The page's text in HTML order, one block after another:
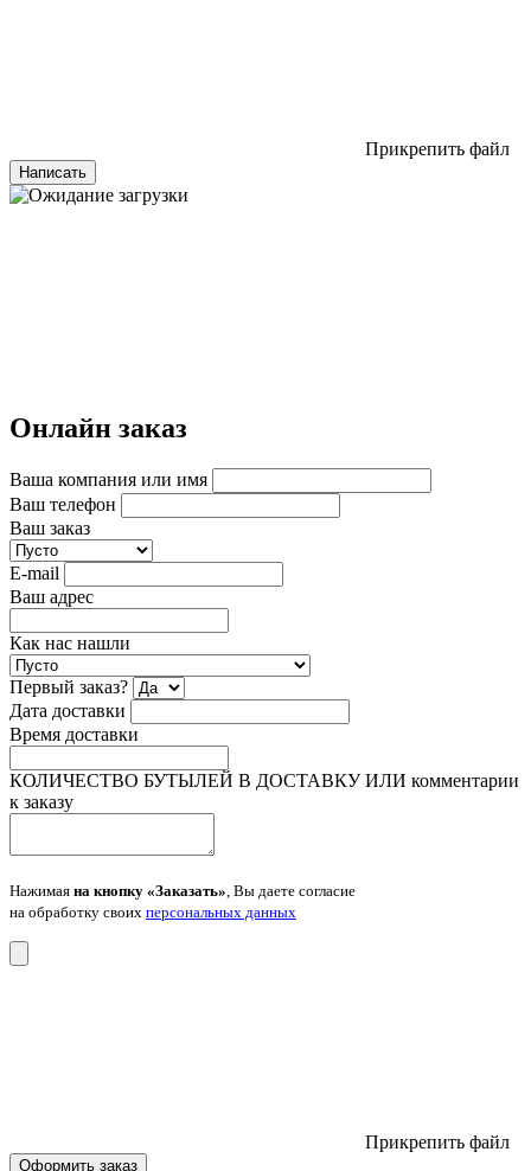
Прикрепить файл
Написать
Онлайн заказ
Ваша компания или имя
Ваш телефон
Ваш заказ
E-mail
Ваш адрес
Как нас нашли
Первый заказ?
Дата доставки
Время доставки
КОЛИЧЕСТВО БУТЫЛЕЙ В ДОСТАВКУ ИЛИ комментарии
к заказу
Нажимая на кнопку «Заказать», Вы даете согласие
на обработку своих персональных данных
Прикрепить файл
Оформить заказ